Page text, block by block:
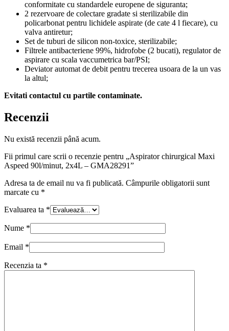
conformitate cu standardele europene de siguranta;
2 rezervoare de colectare gradate si sterilizabile din
policarbonat pentru lichidele aspirate (de cate 4 l fiecare), cu
valva antiretur;
Set de tuburi de silicon non-toxice, sterilizabile;
Filtrele antibacteriene 99%, hidrofobe (2 bucati), regulator de
aspirare cu scala vaccumetrica bar/PSI;
Deviator automat de debit pentru trecerea usoara de la un vas
la altul;
Evitati contactul cu partile contaminate.
Recenzii
Nu există recenzii până acum.
Fii primul care scrii o recenzie pentru „Aspirator chirurgical Maxi
Aspeed 90l/minut, 2x4L – GMA28291”
Adresa ta de email nu va fi publicată. Câmpurile obligatorii sunt
marcate cu *
Evaluarea ta *
Nume *
Email *
Recenzia ta *